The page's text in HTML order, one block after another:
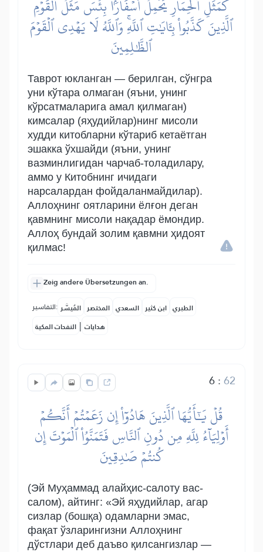
كَمَثَلِ ٱلۡحِمَارِ يَحۡمِلُ أَسۡفَارَۢاۚ بِئۡسَ مَثَلُ ٱلۡقَوۡمِ
ٱلَّذِينَ كَذَّبُواْ بِـَٔايَٰتِ ٱللَّهِۚ وَٱللَّهُ لَا يَهۡدِي ٱلۡقَوۡمَ
ٱلظَّٰلِمِينَ
Таврот юкланган — берилган, сўнгра
уни кўтара олмаган (яъни, унинг
кўрсатмаларига амал қилмаган)
кимсалар (яҳудийлар)нинг мисоли
худди китобларни кўтариб кетаётган
эшакка ўхшайди (яъни, унинг
вазминлигидан чарчаб-толадилару,
аммо у Китобнинг ичидаги
нарсалардан фойдаланмайдилар).
Аллоҳнинг оятларини ёлғон деган
қавмнинг мисоли нақадар ёмондир.
Аллоҳ бундай золим қавмни ҳидоят
қилмас!
Zeig andere Übersetzungen an.
التفاسير: المُيسَّر المختصر السعدي ابن كثير الطبري
النفحات المكية | هدايات
6:62
قُلۡ يَٰٓأَيُّهَا ٱلَّذِينَ هَادُوٓاْ إِن زَعَمۡتُمۡ أَنَّكُمۡ
أَوۡلِيَآءُ لِلَّهِ مِن دُونِ ٱلنَّاسِ فَتَمَنَّوُاْ ٱلۡمَوۡتَ إِن
كُنتُمۡ صَٰدِقِينَ
(Эй Муҳаммад алайҳис-салоту вас-
салом), айтинг: «Эй яҳудийлар, агар
сизлар (бошқа) одамларни эмас,
фақат ўзларингизни Аллоҳнинг
дўстлари деб даъво қилсангизлар —